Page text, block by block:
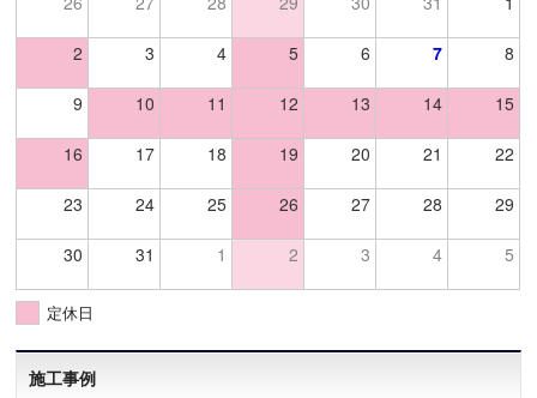
2 3 4 5 6 7 8
9 10 11 12 13 14 15
16 17 18 19 20 21 22
23 24 25 26 27 28 29
30 31 1 2 3 4 5
定休日
施工事例